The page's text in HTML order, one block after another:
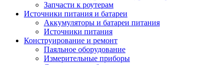
Запчасти к роутерам
Источники питания и батареи
Аккумуляторы и батареи питания
Источники питания
Конструирование и ремонт
Паяльное оборудование
Измерительные приборы